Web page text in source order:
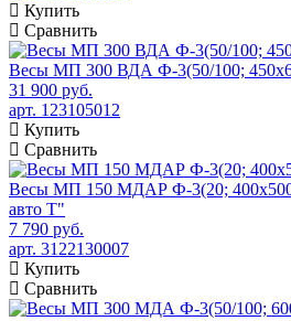
Купить
Сравнить
Весы МП 300 ВДА Ф-3(50/100;
31 900 руб.
арт. 123105012
Купить
Сравнить
Весы МП 150 МДАР Ф-3(20;
авто Т"
7 790 руб.
арт. 3122130007
Купить
Сравнить